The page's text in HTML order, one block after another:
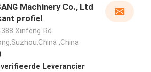
Machinery Co., Ltd
profiel
Xinfeng Rd
,China
Leverancier